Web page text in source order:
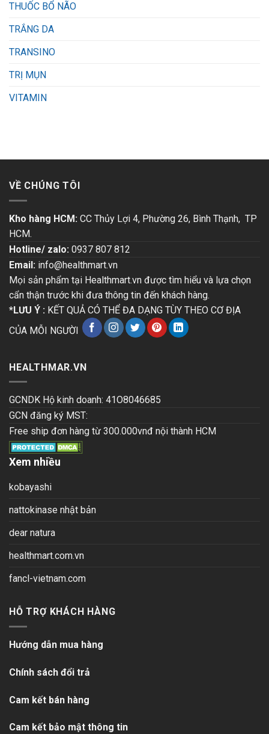
THUỐC BỔ NÃO
TRẮNG DA
TRANSINO
TRỊ MỤN
VITAMIN
VỀ CHÚNG TÔI
Kho hàng HCM: CC Thủy Lợi 4, Phường 26, Bình Thạnh, TP
HCM.
Hotline/ zalo: 0937 807 812
Email: info@healthmart.vn
Mọi sản phẩm tại Healthmart.vn được tìm hiểu và lựa chọn
cẩn thận trước khi đưa thông tin đến khách hàng.
*LƯU Ý : KẾT QUẢ CÓ THỂ ĐA DẠNG TÙY THEO CƠ ĐỊA
CỦA MỖI NGƯỜI
HEALTHMAR.VN
GCNDK Hộ kinh doanh: 41O8046685
GCN đăng ký MST:
Free ship đơn hàng từ 300.000vnđ nội thành HCM
Xem nhiều
kobayashi
nattokinase nhật bản
dear natura
healthmart.com.vn
fancl-vietnam.com
HỖ TRỢ KHÁCH HÀNG
Hướng dẫn mua hàng
Chính sách đổi trả
Cam kết bán hàng
Cam kết bảo mật thông tin